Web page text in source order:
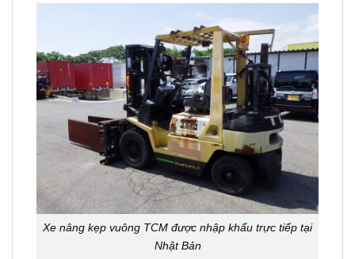
Xe nâng kẹp vuông TCM được nhập khẩu trực tiếp tại
Nhật Bản